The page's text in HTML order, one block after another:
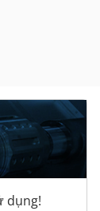
dụng!